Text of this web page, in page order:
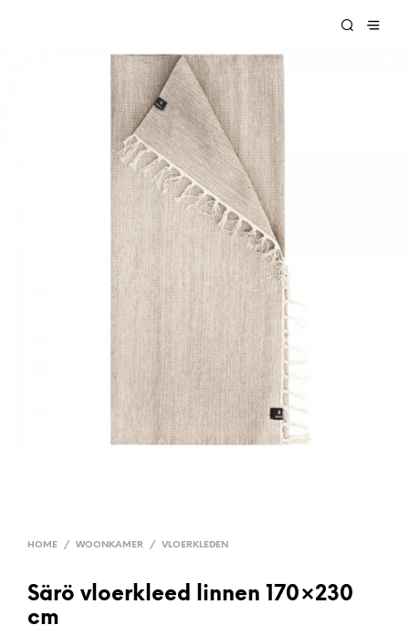
HOME / WOONKAMER / VLOERKLEDEN
Särö vloerkleed linnen 170×230
cm